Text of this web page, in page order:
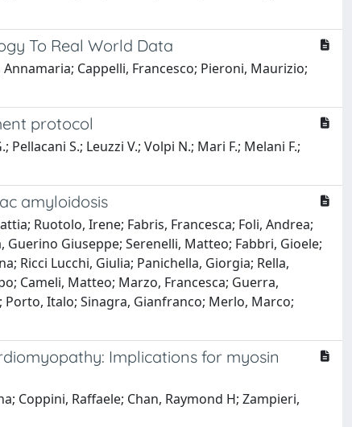
To Real World Data
Cappelli, Francesco; Pieroni, Maurizio;
protocol
S.; Leuzzi V.; Volpi N.; Mari F.; Melani F.;
amyloidosis
Ruotolo, Irene; Fabris, Francesca; Foli, Andrea;
Giuseppe; Serenelli, Matteo; Fabbri, Gioele;
Ricci Lucchi, Giulia; Panichella, Giorgia; Rella,
Cameli, Matteo; Marzo, Francesca; Guerra,
Italo; Sinagra, Gianfranco; Merlo, Marco;
Implications for myosin
Coppini, Raffaele; Chan, Raymond H; Zampieri,